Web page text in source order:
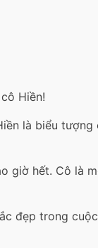
Hiền!
là biểu
giờ hết. Cô
đẹp trong